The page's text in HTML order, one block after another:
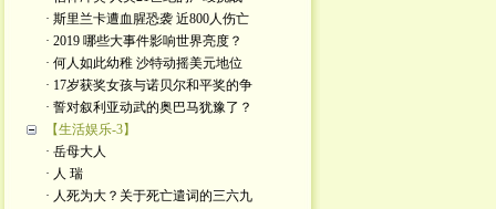
· 斯里兰卡遭血腥恐袭 近800人伤亡
· 2019 哪些大事件影响世界亮度？
· 何人如此幼稚 沙特动摇美元地位
· 17岁获奖女孩与诺贝尔和平奖的争
· 誓对叙利亚动武的奥巴马犹豫了？
【生活娱乐-3】
· 岳母大人
· 人 瑞
· 人死为大？关于死亡遣词的三六九